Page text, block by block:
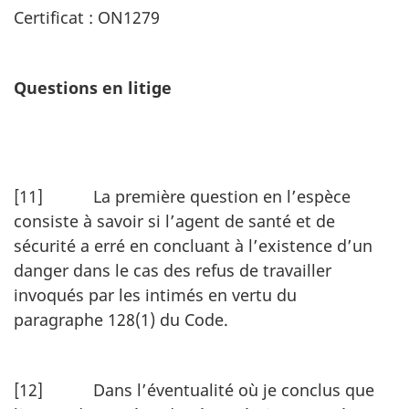
Certificat : ON1279
Questions en litige
[11] La première question en l’espèce
consiste à savoir si l’agent de santé et de
sécurité a erré en concluant à l’existence d’un
danger dans le cas des refus de travailler
invoqués par les intimés en vertu du
paragraphe 128(1) du Code.
[12] Dans l’éventualité où je conclus que